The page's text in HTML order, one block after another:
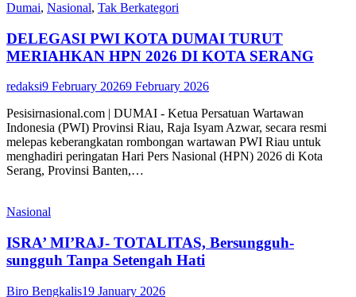
Dumai, Nasional, Tak Berkategori
DELEGASI PWI KOTA DUMAI TURUT
MERIAHKAN HPN 2026 DI KOTA SERANG
redaksi9 February 20269 February 2026
Pesisirnasional.com | DUMAI - Ketua Persatuan Wartawan
Indonesia (PWI) Provinsi Riau, Raja Isyam Azwar, secara resmi
melepas keberangkatan rombongan wartawan PWI Riau untuk
menghadiri peringatan Hari Pers Nasional (HPN) 2026 di Kota
Serang, Provinsi Banten,…
Nasional
ISRA’ MI’RAJ- TOTALITAS, Bersungguh-
sungguh Tanpa Setengah Hati
Biro Bengkalis19 January 2026